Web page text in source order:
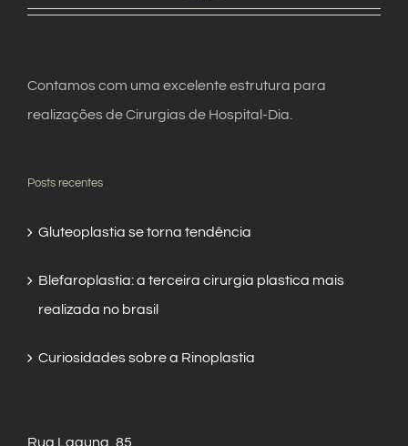
Contamos com uma excelente estrutura para
realizações de Cirurgias de Hospital-Dia.
Posts recentes
Gluteoplastia se torna tendência
Blefaroplastia: a terceira cirurgia plastica mais
realizada no brasil
Curiosidades sobre a Rinoplastia
Rua Laguna, 85